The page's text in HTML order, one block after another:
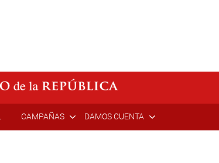
CAMPAÑAS DAMOS CUENTA